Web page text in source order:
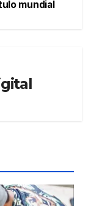
mundial